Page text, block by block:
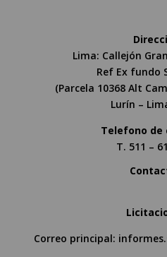
Lima: Callejón
Ref Ex fundo
(Parcela 10368 Alt
Lurín –
Telefono de
T. 511 –
Correo principal: